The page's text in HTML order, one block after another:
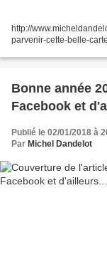
http://
parvenir-cette-belle-
Bonne année
Facebook et
Publié le 02/01/2018 à
Par Michel Dandelot